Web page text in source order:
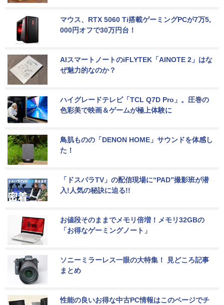
マウス、RTX 5060 Ti搭載ゲーミングPCが7万5,
000円オフで30万円台！
AIスマートノートのiFLYTEK「AINOTE 2」はな
ぜ魅力的なのか？
ハイグレードテレビ「TCL Q7D Pro」。圧巻の
色彩美で映画＆ゲームが極上体験に
鳥肌ものの「DENON HOME」サウンドを体感し
た！
「ドスパラTV」の配信現場に“PAD”撮影班が潜
入!人気の秘訣に迫る!!
お値段そのままでメモリ倍増！メモリ32GBの
「お得なゲーミングノート」
ソニーミラーレス一眼の大特集！ 見どころ記事
まとめ
性能の良いお得な中古PC情報はこのページでチ